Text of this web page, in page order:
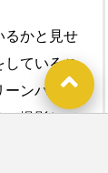
るかと見せ
しているこ
ーンバック
て撮影して
ンの騙し